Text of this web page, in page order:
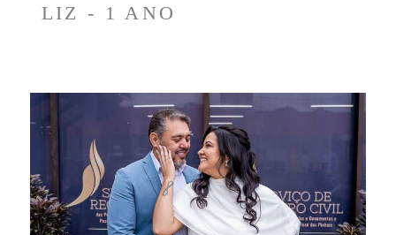
LIZ - 1 ANO